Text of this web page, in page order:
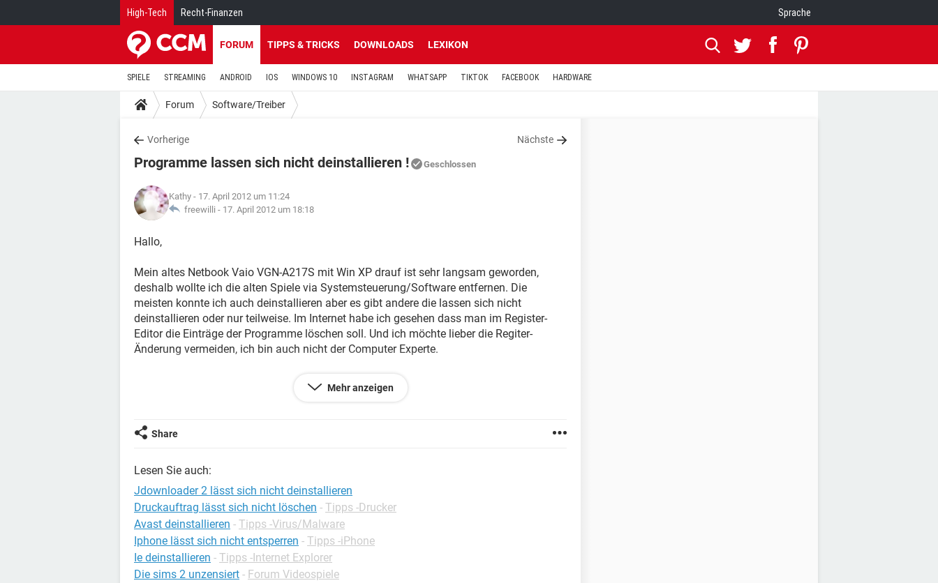
High-Tech Recht-Finanzen Sprache
FORUM TIPPS & TRICKS DOWNLOADS LEXIKON
SPIELE STREAMING ANDROID IOS WINDOWS 10 INSTAGRAM WHATSAPP TIKTOK FACEBOOK HARDWARE
Forum Software/Treiber
Vorherige Nächste
Programme lassen sich nicht deinstallieren ! Geschlossen
Kathy - 17. April 2012 um 11:24
freewilli - 17. April 2012 um 18:18
Hallo,
Mein altes Netbook Vaio VGN-A217S mit Win XP drauf ist sehr langsam geworden,
deshalb wollte ich die alten Spiele via Systemsteuerung/Software entfernen. Die
meisten konnte ich auch deinstallieren aber es gibt andere die lassen sich nicht
deinstallieren oder nur teilweise. Im Internet habe ich gesehen dass man im Register-
Editor die Einträge der Programme löschen soll. Und ich möchte lieber die Regiter-
Änderung vermeiden, ich bin auch nicht der Computer Experte.
Danke
Mehr anzeigen
Share
Lesen Sie auch:
Jdownloader 2 lässt sich nicht deinstallieren
Druckauftrag lässt sich nicht löschen - Tipps -Drucker
Avast deinstallieren - Tipps -Virus/Malware
Iphone lässt sich nicht entsperren - Tipps -iPhone
Ie deinstallieren - Tipps -Internet Explorer
Die sims 2 unzensiert - Forum Videospiele